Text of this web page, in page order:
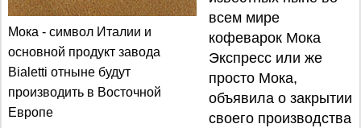
Мока - символ Италии и
основной продукт завода
Bialetti отныне будут
производить в Восточной
Европе
всем мире
кофеварок Мока
Экспресс или же
просто Мока,
объявила о закрытии
своего производства